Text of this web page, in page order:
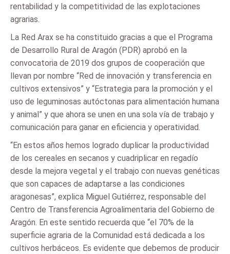
rentabilidad y la competitividad de las explotaciones
agrarias.
La Red Arax se ha constituido gracias a que el Programa
de Desarrollo Rural de Aragón (PDR) aprobó en la
convocatoria de 2019 dos grupos de cooperación que
llevan por nombre “Red de innovación y transferencia en
cultivos extensivos” y “Estrategia para la promoción y el
uso de leguminosas autóctonas para alimentación humana
y animal” y que ahora se unen en una sola vía de trabajo y
comunicación para ganar en eficiencia y operatividad.
“En estos años hemos logrado duplicar la productividad
de los cereales en secanos y cuadriplicar en regadío
desde la mejora vegetal y el trabajo con nuevas genéticas
que son capaces de adaptarse a las condiciones
aragonesas”, explica Miguel Gutiérrez, responsable del
Centro de Transferencia Agroalimentaria del Gobierno de
Aragón. En este sentido recuerda que “el 70% de la
superficie agraria de la Comunidad está dedicada a los
cultivos herbáceos. Es evidente que debemos de producir